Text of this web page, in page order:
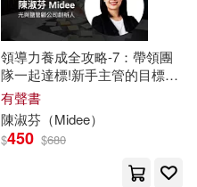
領導力養成全攻略-7：帶領團
隊一起達標!新手主管的目標管
理必修課 (有聲書)
有聲書
陳淑芬 （Midee）
$450 $680